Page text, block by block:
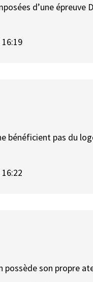
d’une épreuve
bénéficient pas du
possède son propre